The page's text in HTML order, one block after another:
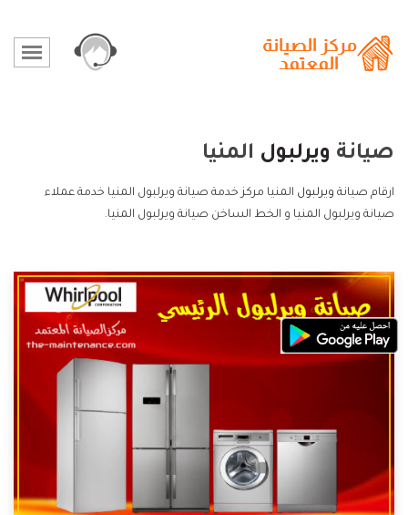
صيانة ويرلبول المنيا
ارقام صيانة ويرلبول المنيا مركز خدمة صيانة ويرلبول المنيا خدمة عملاء
صيانة ويرلبول المنيا و الخط الساخن صيانة ويرلبول المنيا.